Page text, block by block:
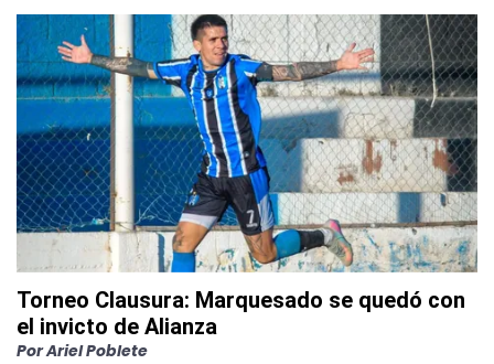
Torneo Clausura: Marquesado se quedó con
el invicto de Alianza
PorAriel Poblete